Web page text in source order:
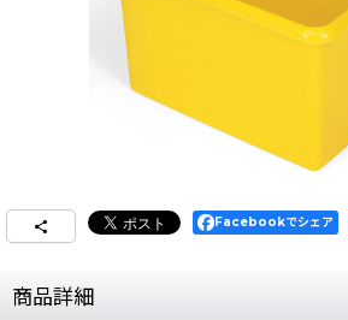
Facebookでシェア
商品詳細